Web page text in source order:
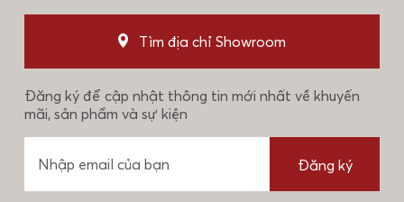
Tìm địa chỉ Showroom
Đăng ký để cập nhật thông tin mới nhất về khuyến
mãi, sản phẩm và sự kiện
Đăng ký